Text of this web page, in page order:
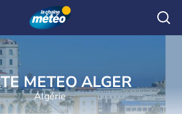
METEO ALGER
Algérie